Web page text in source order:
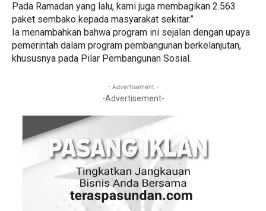
Pada Ramadan yang lalu, kami juga membagikan 2.563
paket sembako kepada masyarakat sekitar.”
Ia menambahkan bahwa program ini sejalan dengan upaya
pemerintah dalam program pembangunan berkelanjutan,
khususnya pada Pilar Pembangunan Sosial.
- Advertisement -
-Advertisement-